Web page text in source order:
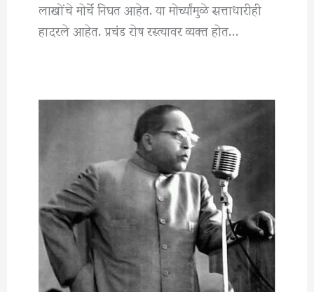
लाखोंचे मोर्चे निघत आहेत. या मोर्च्यांमुळे सत्ताधारीही
हादरले आहेत. प्रचंड रोष रस्त्यावर व्यक्त होत…